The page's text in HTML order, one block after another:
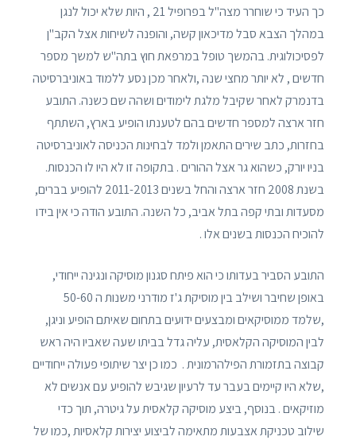
כך העיד כי שוחרר מצה"ל בפרופיל 21 , היות שלא יכול לנגן
במהלך הצבא סבל מדיכאון קשה, והופנה לשיחות אצל הקב"ן
לפסיכולוגית. בהמשך טופל במרפאת חוץ בתה"ש למשך מספר
חדשים , לא יותר מחצי שנה ,ולאחר מכן נסע ללמוד באוניברסיטה
בדנמרק לאחר שקיבל מלגת לימודים ושהה שם כשנה. התובע
חזר ארצה למספר חדשים בהם לטענתו הופיע בארץ, השתתף
בחזרות, כתב שירים התאמן ולמד לבחינות הכניסה לאוניברסיטה
בניו יורק, כשהוא גר אצל ההורים . בתקופה זו לא היו לו הכנסות.
בשנת 2008 חזר ארצה והחל בשנים 2011-2013 להופיע בברים,
מסעדות ובתי קפה בתל אביב, כל השנה. התובע הודה כי אין בידו
להוכיח הכנסות בשנים אלו .
התובע הסביר בעדותו כי הוא פיתח סגנון מוסיקה ונגינה ייחודי,
באופן שחיבר ושילב בין מוסיקת ג'ז מודרני משנות ה 50-60
,שלמד ממוסיקאים ומבצעים ידועים בתחום שאיתם הופיע וניגן,
לבין המוסיקה הקלאסית, עליה גדל בביתו שעה שאביו היה ראש
קבוצה בתזמורת הפילהרמונית . כמו כן יצר שיתופי פעולה ייחודיים
,שלא היו קיימים בעבר עד לרעיון שגיבש להופיע עם אנשים לא
מוזיקאים . בנוסף, ביצע מוסיקה קלאסית על גיטרה, תוך כדי
שילוב טכניקת אצבעות מתאימה לביצוע יצירות קלאסיות ,כמו של